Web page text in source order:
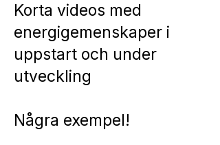
Korta videos med
energigemenskaper i
uppstart och under
utveckling
Några exempel!